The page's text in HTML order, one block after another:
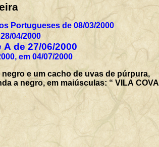
Portugueses de 08/03/2000
04/2000
de 27/06/2000
em 04/07/2000
e um cacho de uvas de púrpura,
a negro, em maiúsculas: “ VILA COVA